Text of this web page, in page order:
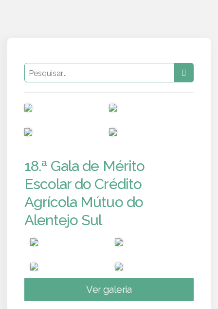
18.ª Gala de Mérito
Escolar do Crédito
Agrícola Mútuo do
Alentejo Sul
Ver galeria